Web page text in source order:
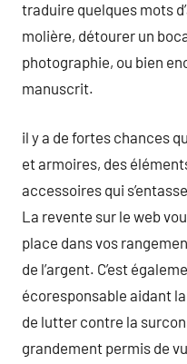
traduire quelques mots
molière, détourer un
photographie, ou bien
manuscrit.
il y a de fortes chances
et armoires, des
accessoires qui
La revente sur le web
place dans vos
de l’argent. C’est
écoresponsable aidant
de lutter contre la
grandement permis de